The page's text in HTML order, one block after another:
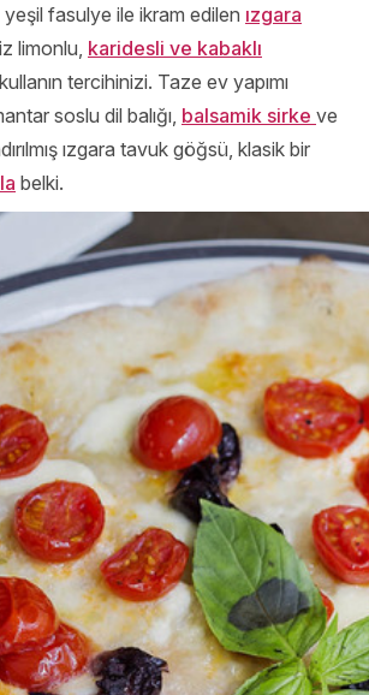
fasulye ile ikram edilen ızgara
limonlu, karidesli ve kabaklı
tercihinizi. Taze ev yapımı
soslu dil balığı, balsamik sirke ve
ızgara tavuk göğsü, klasik bir
belki.